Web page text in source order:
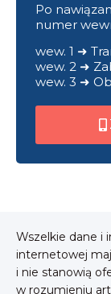
Po
numer
wew. 1 ➜
wew. 2 ➜
wew. 3 ➜
Wszelkie dane i
internetowej
i nie stanowią
w rozumieniu